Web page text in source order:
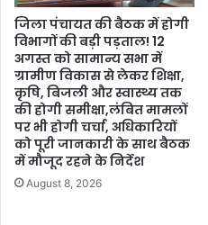
जिला पंचायत की बैठक में होगी
विभागों की बड़ी पड़ताल! 12
अगस्त को सामान्य सभा में
ग्रामीण विकास से लेकर शिक्षा,
कृषि, बिजली और स्वास्थ्य तक
की होगी समीक्षा,लंबित मामलों
पर भी होगी चर्चा, अधिकारियों
को पूरी जानकारी के साथ बैठक
में मौजूद रहने के निर्देश
August 8, 2026